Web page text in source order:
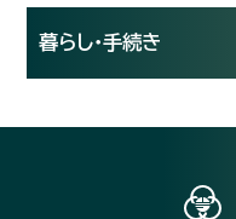
暮らし・手続き